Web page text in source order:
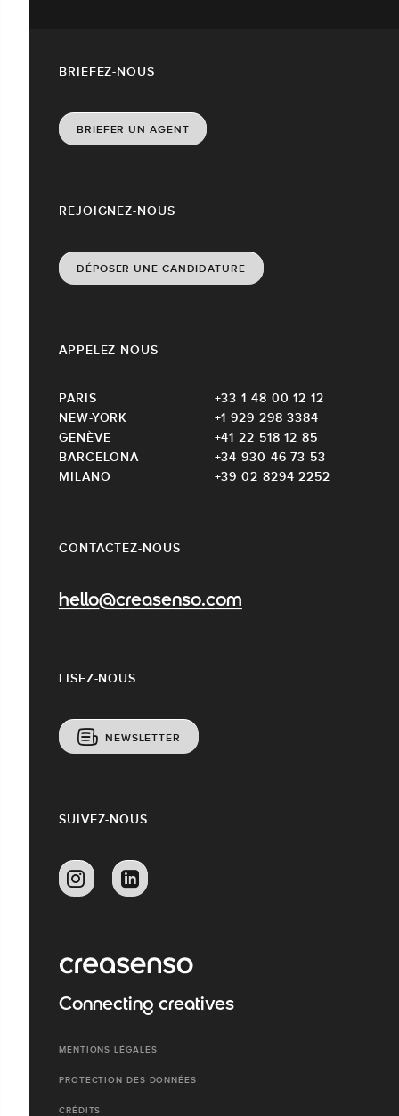
CONTACTEZ-NOUS
hello@creasenso.com
REJOIGNEZ-NOUS
DÉPOSER UNE CANDIDATURE
LISEZ-NOUS
NEWSLETTER
APPELEZ-NOUS
PARIS
+33 1 48 00 12 12
NEW-YORK
+1 929 298 3384
GENÈVE
+41 22 518 12 85
BARCELONA
+34 930 46 73 53
MILANO
+39 02 8294 2252
BRIEFEZ-NOUS
BRIEFER UN AGENT
SUIVEZ-NOUS
Connecting creatives
MENTIONS LÉGALES
PROTECTION DES DONNÉES
CRÉDITS